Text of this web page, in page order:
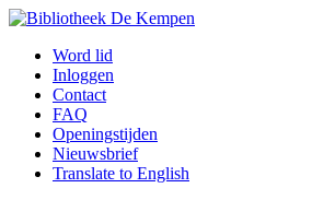
Word lid
Inloggen
Contact
FAQ
Openingstijden
Nieuwsbrief
Translate to English